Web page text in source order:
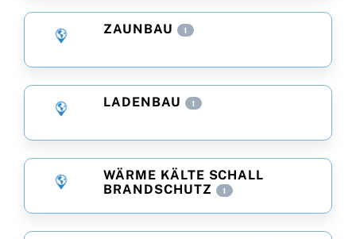
ZAUNBAU 1
LADENBAU 1
WÄRME KÄLTE SCHALL
BRANDSCHUTZ
1